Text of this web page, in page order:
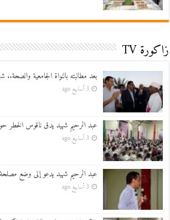
زاكورة TV
بعد مطالبته بالنواة الجامعية
3 أسابيع ago
عبد الرحيم شهيد يدق ناقوس الخطر
3 أسابيع ago
عبد الرحيم شهيد يدعو إلى وضع
3 أسابيع ago